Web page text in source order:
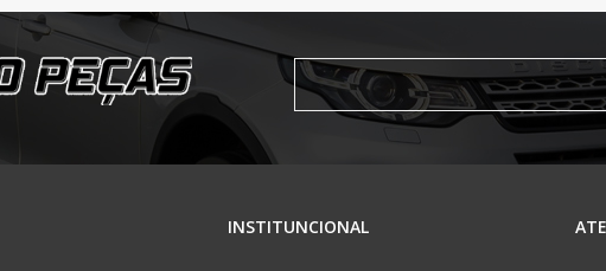
INSTITUNCIONAL